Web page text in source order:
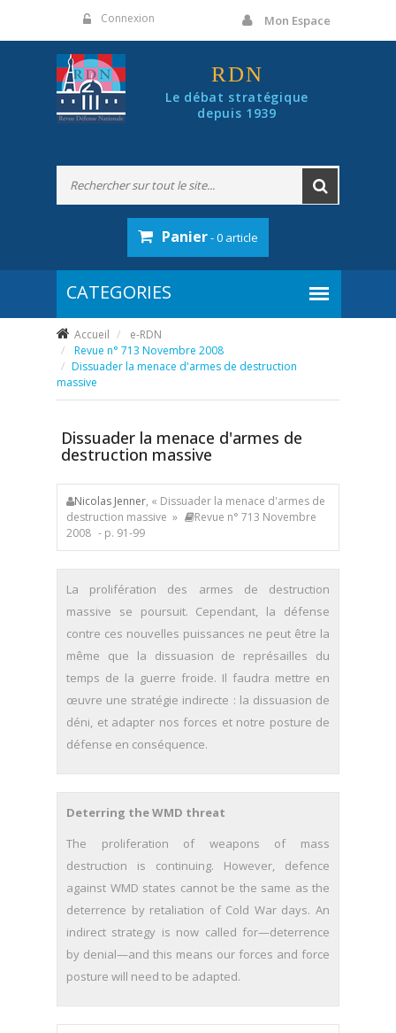
Connexion Mon Espace
RDN
Le débat stratégique
depuis 1939
Panier- 0 article
Accueil
e-RDN
Revue n° 713 Novembre 2008
Dissuader la menace d'armes de destruction
massive
Dissuader la menace d'armes de
destruction massive
Nicolas Jenner, « Dissuader la menace d'armes de
destruction massive »
Revue n° 713 Novembre
2008 - p. 91-99
La prolifération des armes de destruction
massive se poursuit. Cependant, la défense
contre ces nouvelles puissances ne peut être la
même que la dissuasion de représailles du
temps de la guerre froide. Il faudra mettre en
œuvre une stratégie indirecte : la dissuasion de
déni, et adapter nos forces et notre posture de
défense en conséquence.
Deterring the WMD threat
The proliferation of weapons of mass
destruction is continuing. How­ever, defence
against WMD states cannot be the same as the
deterrence by retaliation of Cold War days. An
indirect strategy is now called for—deterrence
by denial—and this means our forces and force
pos­ture will need to be adapted.